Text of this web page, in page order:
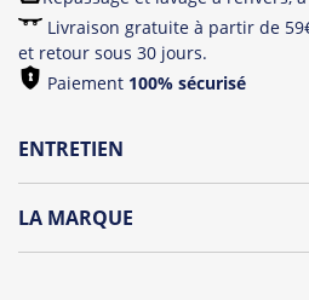
Livraison gratuite à partir de
et retour sous 30 jours.
Paiement 100% sécurisé
ENTRETIEN
LA MARQUE